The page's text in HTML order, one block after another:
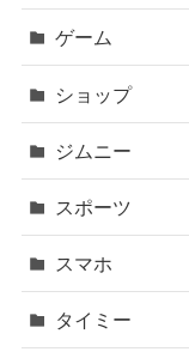
ゲーム
ショップ
ジムニー
スポーツ
スマホ
タイミー